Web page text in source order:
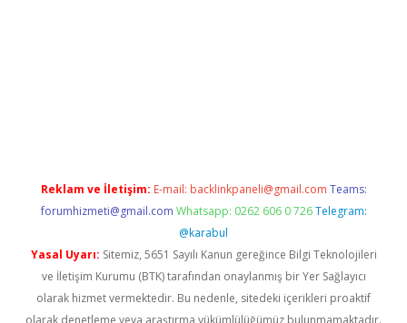
Reklam ve İletişim: E-mail: backlinkpaneli@gmail.com Teams:
forumhizmeti@gmail.com Whatsapp: 0262 606 0 726 Telegram:
@karabul
Yasal Uyarı: Sitemiz, 5651 Sayılı Kanun gereğince Bilgi Teknolojileri
ve İletişim Kurumu (BTK) tarafından onaylanmış bir Yer Sağlayıcı
olarak hizmet vermektedir. Bu nedenle, sitedeki içerikleri proaktif
olarak denetleme veya araştırma yükümlülüğümüz bulunmamaktadır.